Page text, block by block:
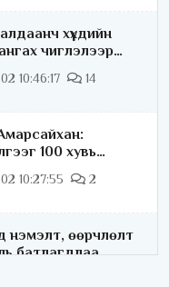
хүүхдийн
чиглэлээр
10:46:17 14
100 хувь
10:27:55 2
нэмэлт, өөрчлөлт
батлагдлаа